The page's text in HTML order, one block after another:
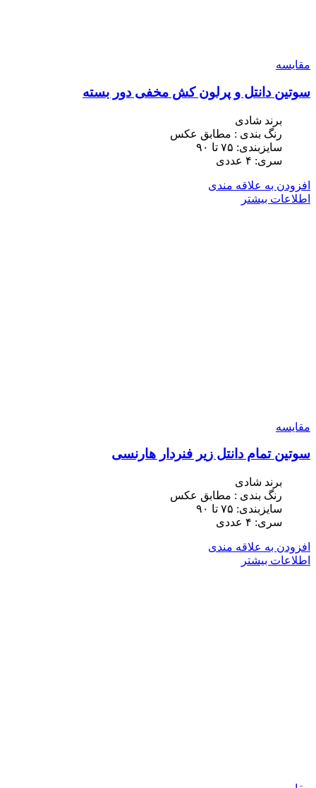
مقایسه
سوتین دانتل و پرلون کش مخفی دور بسته
برند شادی
رنگ بندی : مطابق عکس
سایزبندی: ٧۵ تا ٩٠
سری: ۴ عددی
افزودن به علاقه مندی
اطلاعات بیشتر
مقایسه
سوتین تمام دانتل زیر فنردار هارنسی
برند شادی
رنگ بندی : مطابق عکس
سایزبندی: ٧۵ تا ٩٠
سری: ۴ عددی
افزودن به علاقه مندی
اطلاعات بیشتر